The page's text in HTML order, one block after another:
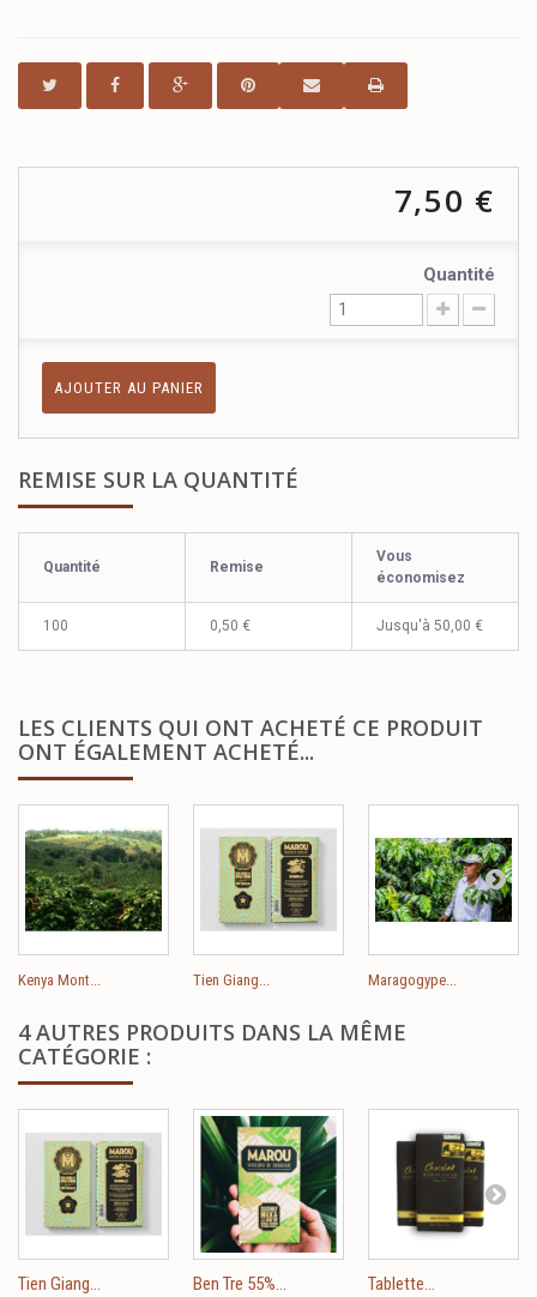
7,50 €
Quantité
AJOUTER AU PANIER
REMISE SUR LA QUANTITÉ
Quantité Remise
Vous
économisez
100 0,50 € Jusqu'à 50,00 €
LES CLIENTS QUI ONT ACHETÉ CE PRODUIT
ONT ÉGALEMENT ACHETÉ...
Kenya Mont... Tien Giang... Maragogype...
4 AUTRES PRODUITS DANS LA MÊME
CATÉGORIE :
Tien Giang... Ben Tre 55%... Tablette...